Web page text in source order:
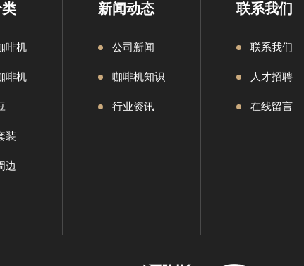
啡机
啡机
装
边
新闻动态
公司新闻
咖啡机知识
行业资讯
联系我们
联系我们
人才招聘
在线留言